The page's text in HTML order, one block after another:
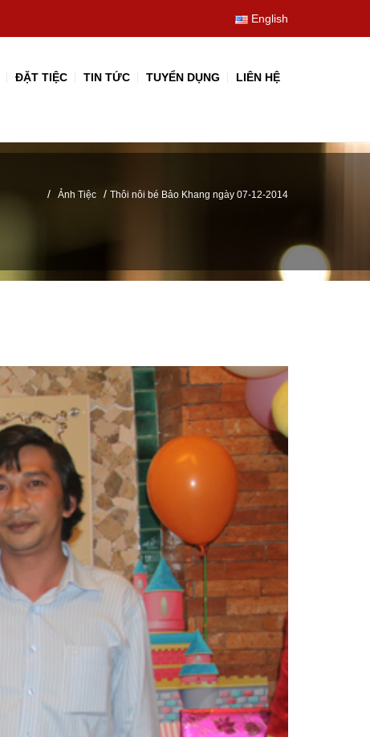
English
ĐẶT TIỆC TIN TỨC TUYỂN DỤNG LIÊN HỆ
/ Ảnh Tiệc / Thôi nôi bé Bảo Khang ngày 07-12-2014